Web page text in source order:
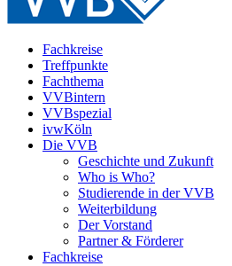
Fachkreise
Treffpunkte
Fachthema
VVBintern
VVBspezial
ivwKöln
Die VVB
Geschichte und Zukunft
Who is Who?
Studierende in der VVB
Weiterbildung
Der Vorstand
Partner & Förderer
Fachkreise